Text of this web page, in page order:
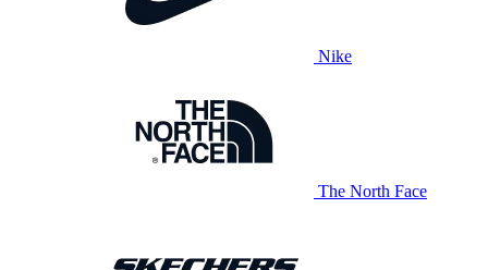
Nike
The North Face